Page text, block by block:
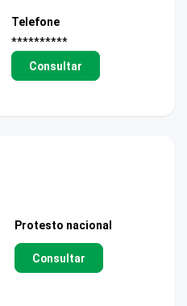
Telefone
**********
Consultar
Protesto nacional
Consultar